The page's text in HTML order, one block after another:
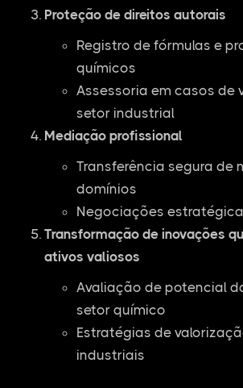
Proteção de direitos autorais
Registro de fórmulas e
químicos
Assessoria em casos de
setor industrial
Mediação profissional
Transferência segura de
domínios
Negociações
Transformação de inovações
ativos valiosos
Avaliação de potencial
setor químico
Estratégias de
industriais